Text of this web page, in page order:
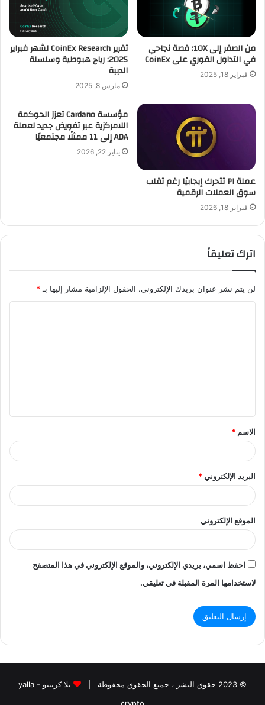
من الصفر إلى 10X: قصة نجاحي
في التداول الفوري على CoinEx
فبراير 18, 2025
تقرير CoinEx Research لشهر فبراير
2025: رياح هبوطية وسلسلة
الدببة
مارس 8, 2025
عملة PI تتحرك إيجابيًا رغم تقلب
سوق العملات الرقمية
فبراير 18, 2026
مؤسسة Cardano تعزز الحوكمة
اللامركزية عبر تفويض جديد لعملة
ADA إلى 11 ممثلًا مجتمعيًا
يناير 22, 2026
اترك تعليقاً
لن يتم نشر عنوان بريدك الإلكتروني. الحقول الإلزامية مشار إليها بـ *
ق
*
الاسم *
البريد الإلكتروني*
الموقع الإلكتروني
احفظ اسمي، بريدي الإلكتروني، والموقع الإلكتروني في هذا المتصفح
لاستخدامها المرة المقبلة في تعليقي.
© 2023 حقوق النشر ، جميع الحقوق محفوظة |
يلا كريبتو - yalla
crypto